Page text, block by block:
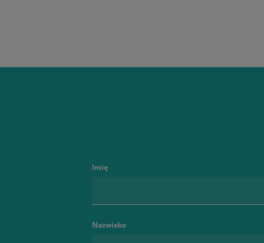
Imię
Nazwisko